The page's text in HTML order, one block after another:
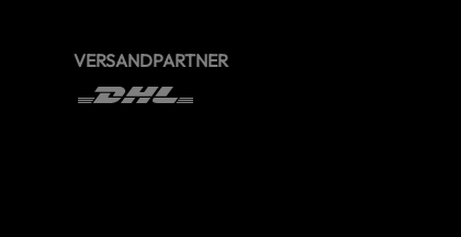
VERSANDPARTNER